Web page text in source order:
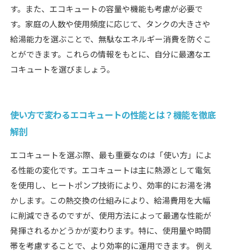
す。また、エコキュートの容量や機能も考慮が必要で
す。家庭の人数や使用頻度に応じて、タンクの大きさや
給湯能力を選ぶことで、無駄なエネルギー消費を防ぐこ
とができます。これらの情報をもとに、自分に最適なエ
コキュートを選びましょう。
使い方で変わるエコキュートの性能とは？機能を徹底
解剖
エコキュートを選ぶ際、最も重要なのは「使い方」によ
る性能の変化です。エコキュートは主に熱源として電気
を使用し、ヒートポンプ技術により、効率的にお湯を沸
かします。この熱交換の仕組みにより、給湯費用を大幅
に削減できるのですが、使用方法によって最適な性能が
発揮されるかどうかが変わります。特に、使用量や時間
帯を考慮することで、より効率的に運用できます。 例え